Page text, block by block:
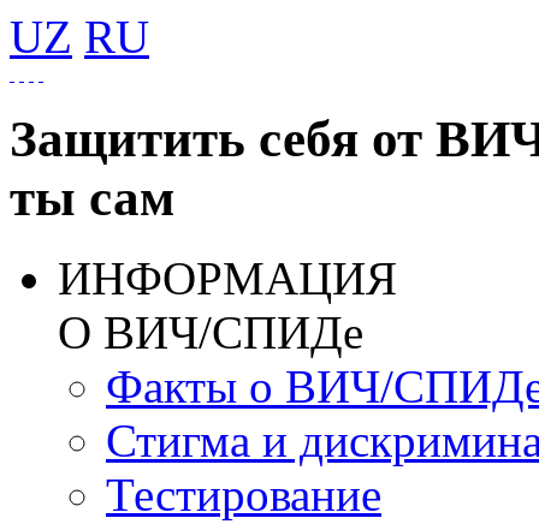
UZ RU
Защитить себя от
ты сам
ИНФОРМАЦИЯ
О ВИЧ/СПИДе
Факты о ВИЧ/
Стигма и
Тестирование